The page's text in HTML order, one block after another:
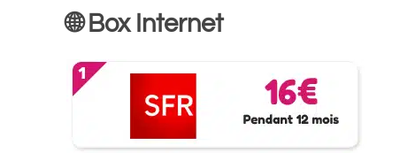
🌐 Box Internet